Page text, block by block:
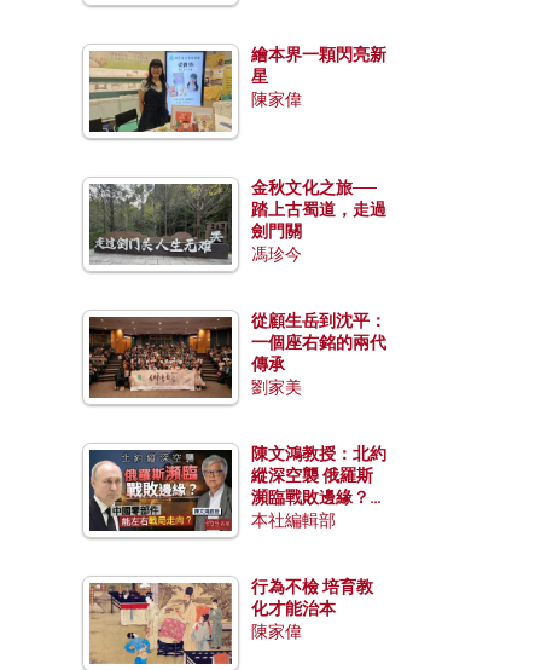
繪本界一顆閃亮新
星
陳家偉
金秋文化之旅──
踏上古蜀道，走過
劍門關
馮珍今
從顧生岳到沈平：
一個座右銘的兩代
傳承
劉家美
陳文鴻教授：北約
縱深空襲 俄羅斯
瀕臨戰敗邊緣？中
國零部件能左右戰
本社編輯部
行為不檢 培育教
化才能治本
陳家偉